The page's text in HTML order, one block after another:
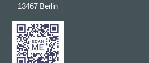
13467 Berlin